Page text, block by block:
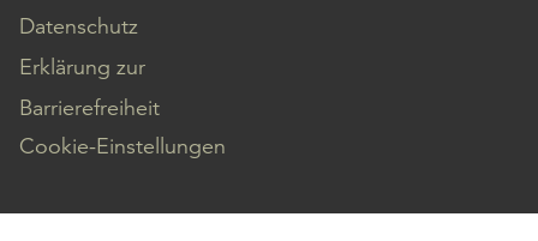
Datenschutz
Erklärung zur
Barrierefreiheit
Cookie-Einstellungen